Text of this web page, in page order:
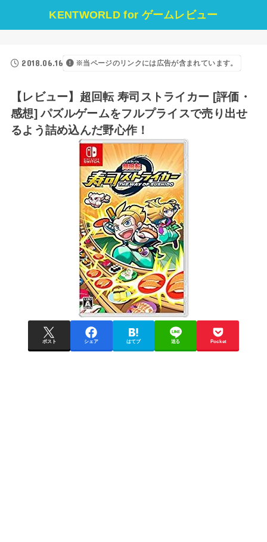
KENTWORLD for ゲームレビュー
2018.06.16 ※当ページのリンクには広告が含まれています。
【レビュー】超回転 寿司ストライカー [評価・
感想] パズルゲームをフルプライスで売り出せ
るよう詰め込んだ野心作！
ポスト シェア はてブ 送る Pocket